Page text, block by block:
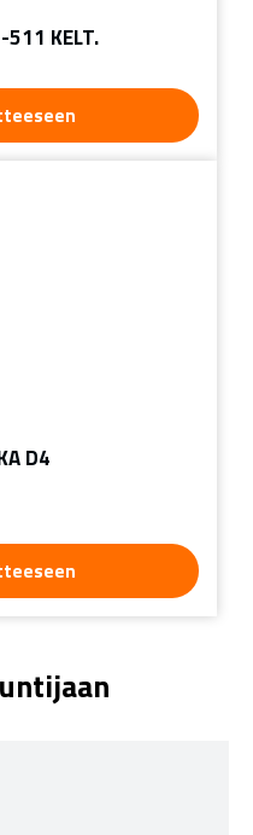
511 KELT.
D4